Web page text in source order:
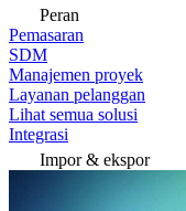
Peran
Pemasaran
SDM
Manajemen proyek
Layanan pelanggan
Lihat semua solusi
Integrasi
Impor & ekspor